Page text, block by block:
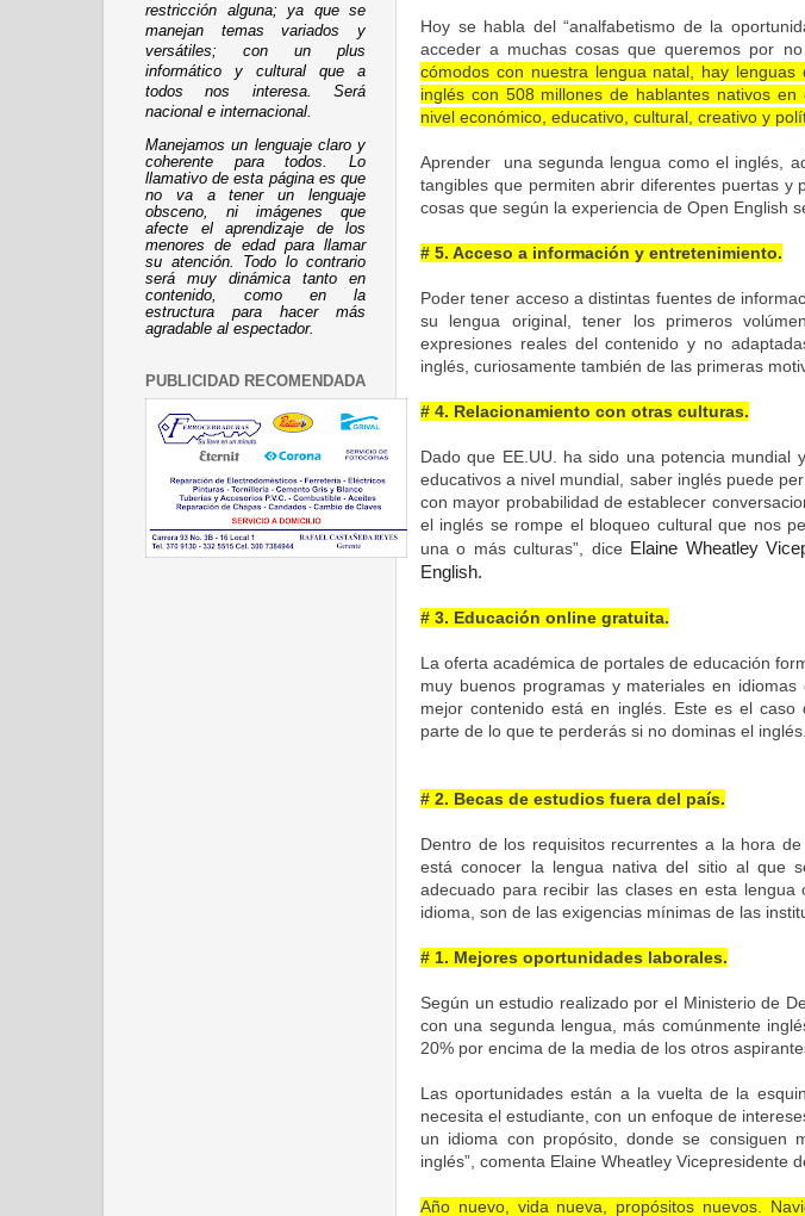
Hoy se habla del “analfabetismo de la
acceder a muchas cosas que queremos por
cómodos con nuestra lengua natal, hay
inglés con 508 millones de hablantes nativos
nivel económico, educativo, cultural, creativo y
Aprender una segunda lengua como el inglés,
tangibles que permiten abrir diferentes puertas y
cosas que según la experiencia de Open English
# 5. Acceso a información y entretenimiento.
Poder tener acceso a distintas fuentes de
su lengua original, tener los primeros
expresiones reales del contenido y no
inglés, curiosamente también de las primeras
# 4. Relacionamiento con otras culturas.
Dado que EE.UU. ha sido una potencia
educativos a nivel mundial, saber inglés puede
con mayor probabilidad de establecer
el inglés se rompe el bloqueo cultural que nos
una o más culturas”, dice Elaine Wheatley
English.
# 3. Educación online gratuita.
La oferta académica de portales de educación
muy buenos programas y materiales en
mejor contenido está en inglés. Este es el
parte de lo que te perderás si no dominas el inglés.
# 2. Becas de estudios fuera del país.
Dentro de los requisitos recurrentes a la hora
está conocer la lengua nativa del sitio al que
adecuado para recibir las clases en esta
idioma, son de las exigencias mínimas de las
# 1. Mejores oportunidades laborales.
Según un estudio realizado por el Ministerio de
con una segunda lengua, más comúnmente
20% por encima de la media de los otros
Las oportunidades están a la vuelta de la
necesita el estudiante, con un enfoque de
un idioma con propósito, donde se consiguen
inglés”, comenta Elaine Wheatley Vicepresidente
Año nuevo, vida nueva, propósitos nuevos.
restricción alguna; ya que se
manejan temas variados y
versátiles; con un plus
informático y cultural que a
todos nos interesa. Será
nacional e internacional.
Manejamos un lenguaje claro y
coherente para todos. Lo
llamativo de esta página es que
no va a tener un lenguaje
obsceno, ni imágenes que
afecte el aprendizaje de los
menores de edad para llamar
su atención. Todo lo contrario
será muy dinámica tanto en
contenido, como en la
estructura para hacer más
agradable al espectador.
PUBLICIDAD RECOMENDADA